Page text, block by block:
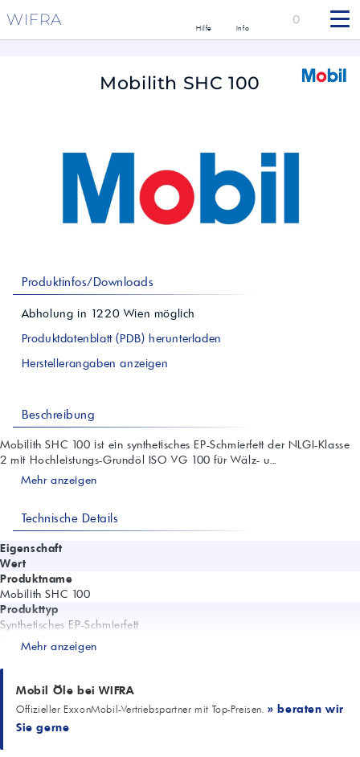
WIFRA Hilfe Info
0
Mobilith SHC 100
Produktinfos/Downloads
Abholung in 1220 Wien möglich
Produktdatenblatt (PDB) herunterladen
Herstellerangaben anzeigen
Beschreibung
Mobilith SHC 100 ist ein synthetisches EP-Schmierfett der NLGI-Klasse
2 mit Hochleistungs-Grundöl ISO VG 100 für Wälz- u...
Mehr anzeigen
Technische Details
Eigenschaft
Wert
Produktname
Mobilith SHC 100
Produkttyp
Synthetisches EP-Schmierfett
Grundöl
Hochleistungs-Grundöl ISO VG 100
NLGI-Klasse
Lithium-Komplex-Seife
Farbe
Rot
Mehr anzeigen
Mobil Öle bei WIFRA
Offizieller ExxonMobil-Vertriebspartner mit Top-Preisen. » beraten wir
Sie gerne